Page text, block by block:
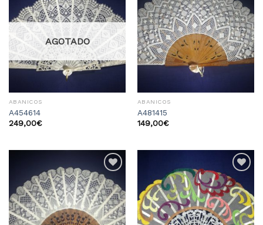
Añadir
a la
lista
de
deseos
AGOTADO
ABANICOS
A454614
249,00€
Añadir
a la
lista
de
deseos
ABANICOS
A481415
149,00€
Añadir
a la
lista
de
deseos
Añadir
a la
lista
de
deseos